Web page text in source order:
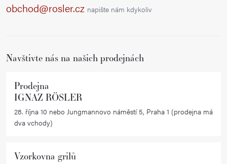
obchod@rosler.cz napište nám kdykoliv
Navštivte nás na našich prodejnách
Prodejna
IGNAZ RÖSLER
28. října 10 nebo Jungmannovo náměstí 5, Praha 1 (prodejna má
dva vchody)
Vzorkovna grilů